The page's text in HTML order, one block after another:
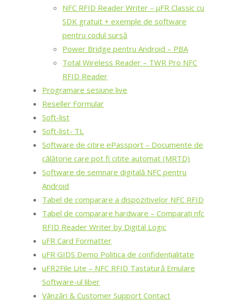
NFC RFID Reader Writer – μFR Classic cu
SDK gratuit + exemple de software
pentru codul sursă
Power Bridge pentru Android – PBA
Total Wireless Reader – TWR Pro NFC
RFID Reader
Programare sesiune live
Reseller Formular
Soft-list
Soft-list- TL
Software de citire ePassport – Documente de
călătorie care pot fi citite automat (MRTD)
Software de semnare digitală NFC pentru
Android
Tabel de comparare a dispozitivelor NFC RFID
Tabel de comparare hardware – Comparați nfc
RFID Reader Writer by Digital Logic
uFR Card Formatter
uFR GIDS Demo Politica de confidențialitate
uFR2File Lite – NFC RFID Tastatură Emulare
Software-ul liber
Vânzări & Customer Support Contact